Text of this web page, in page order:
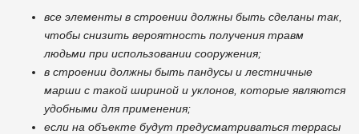
все элементы в строении должны быть сделаны так,
чтобы снизить вероятность получения травм
людьми при использовании сооружения;
в строении должны быть пандусы и лестничные
марши с такой шириной и уклонов, которые являются
удобными для применения;
если на объекте будут предусматриваться террасы